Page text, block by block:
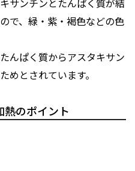
サンチンとたんぱく質が結
で、緑・紫・褐色などの色
んぱく質からアスタキサン
めとされています。
のポイント